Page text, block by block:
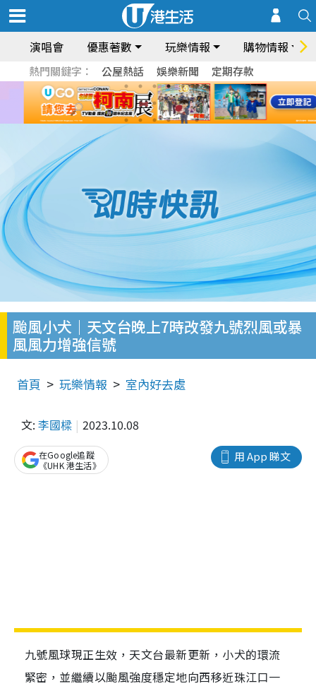
演唱會 優惠著數 玩樂情報 購物情報
熱門關鍵字： 公屋熱話 娛樂新聞 定期存款
颱風小犬｜天文台晚上7時改發九號烈風或暴
風風力增強信號
首頁 玩樂情報 室內好去處
文: 李國樑 2023.10.08
用 App 睇文
在Google追蹤
《UHK 港生活》
九號風球現正生效，天文台最新更新，小犬的環流
緊密，並繼續以颱風強度穩定地向西移近珠江口一